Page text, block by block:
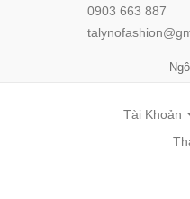
0903 663 887
Tài Khoản